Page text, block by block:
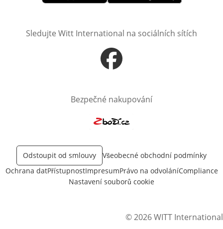
Otevře v novém okněOtevře v novém okně
Sledujte Witt International na sociálních sítích
Otevře v novém okně
Bezpečné nakupování
Odstoupit od smlouvy
Všeobecné obchodní podmínky
Ochrana datPřístupnostImpresumPrávo na odvoláníCompliance
Nastavení souborů cookie
© 2026 WITT International